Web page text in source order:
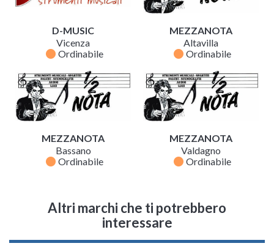
D-MUSIC
Vicenza
fiber_manual_record Ordinabile
MEZZANOTA
Altavilla
fiber_manual_record Ordinabile
MEZZANOTA
Bassano
fiber_manual_record Ordinabile
MEZZANOTA
Valdagno
fiber_manual_record Ordinabile
Altri marchi che ti potrebbero
interessare